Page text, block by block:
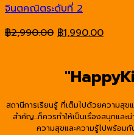
จินตคณิตระดับที่ 2
฿2,990.00 Original
฿2,990.00.
฿1,990.00Current
฿
สถานีการเรียนรู้ ที่เต็มไปด้วยความสุข
สำคัญ...ก็ควรทำให้เป็นเรื่องสนุกและ
ความสุขและความรู้ไปพร้อม